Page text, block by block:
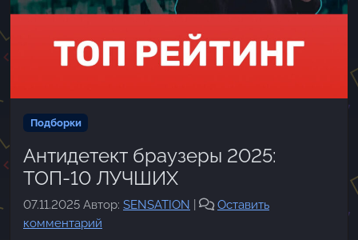
Подборки
Антидетект браузеры 2025:
ТОП-10 ЛУЧШИХ
07.11.2025 Автор: SENSATION
Оставить
комментарий